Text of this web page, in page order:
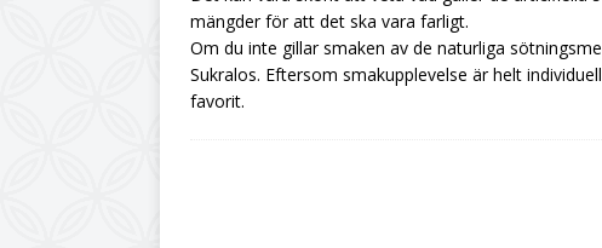
mängder för att det ska vara farligt.
Om du inte gillar smaken av de naturliga
Sukralos. Eftersom smakupplevelse är helt
favorit.